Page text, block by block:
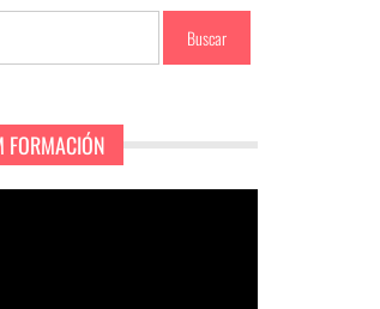
FORMACIÓN